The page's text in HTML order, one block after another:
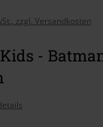
zzgl. Versandkosten
-